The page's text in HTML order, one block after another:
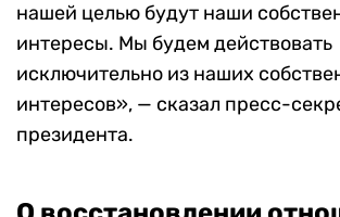
нашей целью будут наши
интересы. Мы будем действовать
исключительно из наших
интересов», — сказал пресс-
президента.